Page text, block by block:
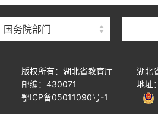
国务院部门
版权所有：湖北省教育厅
邮编：430071
鄂ICP备05011090号-1
湖北
地址